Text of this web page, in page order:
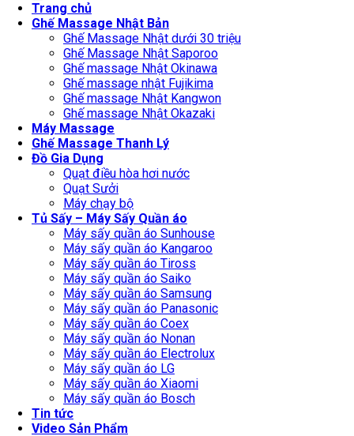
Trang chủ
Ghế Massage Nhật Bản
Ghế Massage Nhật dưới 30 triệu
Ghế Massage Nhật Saporoo
Ghế massage Nhật Okinawa
Ghế massage nhật Fujikima
Ghế massage Nhật Kangwon
Ghế massage Nhật Okazaki
Máy Massage
Ghế Massage Thanh Lý
Đồ Gia Dụng
Quạt điều hòa hơi nước
Quạt Sưởi
Máy chạy bộ
Tủ Sấy – Máy Sấy Quần áo
Máy sấy quần áo Sunhouse
Máy sấy quần áo Kangaroo
Máy sấy quần áo Tiross
Máy sấy quần áo Saiko
Máy sấy quần áo Samsung
Máy sấy quần áo Panasonic
Máy sấy quần áo Coex
Máy sấy quần áo Nonan
Máy sấy quần áo Electrolux
Máy sấy quần áo LG
Máy sấy quần áo Xiaomi
Máy sấy quần áo Bosch
Tin tức
Video Sản Phẩm